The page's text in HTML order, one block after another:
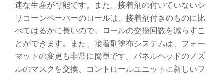
速な生産が可能です。また、接着剤の付いていないシ
リコーンペーパーのロールは、接着剤付きのものに比
べてはるかに長いので、ロールの交換回数を減らすこ
とができます。また、接着剤塗布システムは、フォー
マットの変更も非常に簡単です。パネルヘッドのノズ
ルのマスクを交換、コントロールユニットに新しいフ